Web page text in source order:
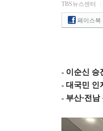
TBS뉴스센터
페이스북
- 이순신 승
- 대국민 인
- 부산·전남